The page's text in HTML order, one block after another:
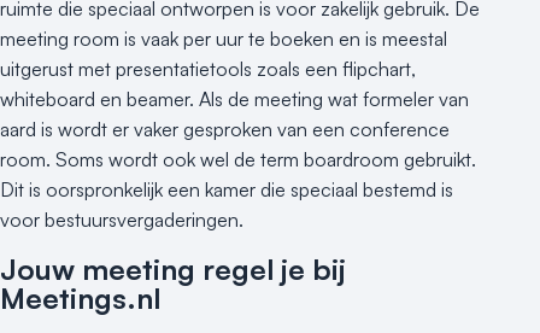
ruimte die speciaal ontworpen is voor zakelijk gebruik. De
meeting room is vaak per uur te boeken en is meestal
uitgerust met presentatietools zoals een flipchart,
whiteboard en beamer. Als de meeting wat formeler van
aard is wordt er vaker gesproken van een conference
room. Soms wordt ook wel de term boardroom gebruikt.
Dit is oorspronkelijk een kamer die speciaal bestemd is
voor bestuursvergaderingen.
Jouw meeting regel je bij
Meetings.nl